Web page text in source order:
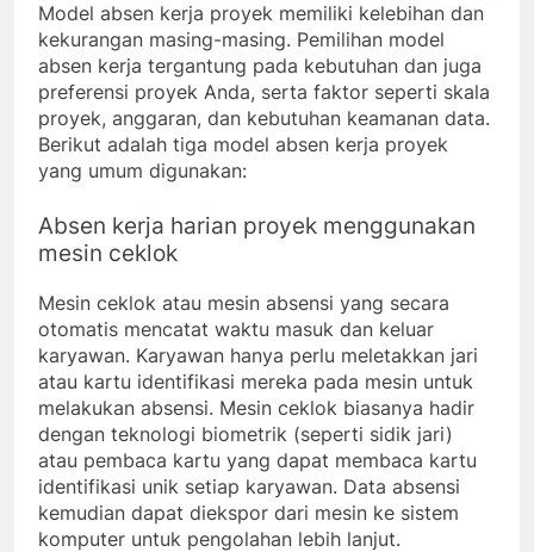
Model absen kerja proyek memiliki kelebihan dan
kekurangan masing-masing. Pemilihan model
absen kerja tergantung pada kebutuhan dan juga
preferensi proyek Anda, serta faktor seperti skala
proyek, anggaran, dan kebutuhan keamanan data.
Berikut adalah tiga model absen kerja proyek
yang umum digunakan:
Absen kerja harian proyek menggunakan
mesin ceklok
Mesin ceklok atau mesin absensi yang secara
otomatis mencatat waktu masuk dan keluar
karyawan. Karyawan hanya perlu meletakkan jari
atau kartu identifikasi mereka pada mesin untuk
melakukan absensi. Mesin ceklok biasanya hadir
dengan teknologi biometrik (seperti sidik jari)
atau pembaca kartu yang dapat membaca kartu
identifikasi unik setiap karyawan. Data absensi
kemudian dapat diekspor dari mesin ke sistem
komputer untuk pengolahan lebih lanjut.